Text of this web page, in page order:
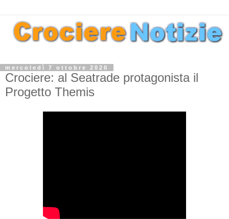
mercoledì 7 ottobre 2020
Crociere: al Seatrade protagonista il
Progetto Themis